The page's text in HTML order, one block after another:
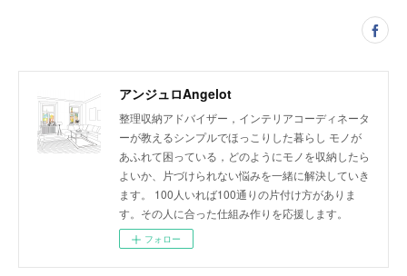
アンジュロAngelot
整理収納アドバイザー，インテリアコーディネータ
ーが教えるシンプルでほっこりした暮らし モノが
あふれて困っている，どのようにモノを収納したら
よいか、片づけられない悩みを一緒に解決していき
ます。 100人いれば100通りの片付け方がありま
す。その人に合った仕組み作りを応援します。
フォロー